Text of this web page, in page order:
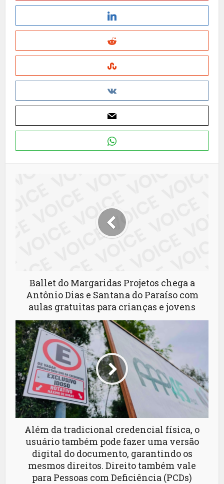
Ballet do Margaridas Projetos chega a
Antônio Dias e Santana do Paraíso com
aulas gratuitas para crianças e jovens
Além da tradicional credencial física, o
usuário também pode fazer uma versão
digital do documento, garantindo os
mesmos direitos. Direito também vale
para Pessoas com Deficiência (PCDs)